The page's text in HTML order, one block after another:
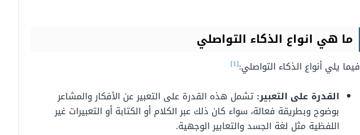
ما هي انواع الذكاء التواصلي
فيما يلي أنواع الذكاء التواصلي:[1]
القدرة على التعبير: تشمل هذه القدرة على التعبير عن الأفكار والمشاعر
بوضوح وبطريقة فعالة، سواء كان ذلك عبر الكلام أو الكتابة أو التعبيرات غير
اللفظية مثل لغة الجسد والتعابير الوجهية.